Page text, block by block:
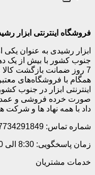
فروشگاه اینترنتی ابزار
ابزار رشیدی به عنوان یکی
جنوب کشور با بیش از یک
7 روز ضمانت بازگشت
همگام با فروشگاه‌های
اینترنتی ابزار در جنوب
صورت خرده فروشی و
داد با همه نهاد ها و شرکت
شماره تماس: 07734291849
زمان پاسخگویی: 8:30 الی 20
خدمات مشتریان